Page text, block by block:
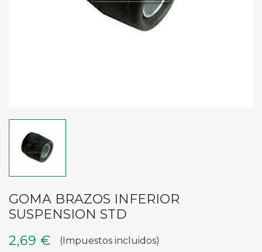
GOMA BRAZOS INFERIOR
SUSPENSION STD
2,69 €
(Impuestos incluidos)